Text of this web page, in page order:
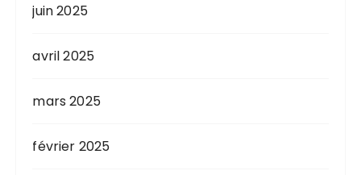
juin 2025
avril 2025
mars 2025
février 2025